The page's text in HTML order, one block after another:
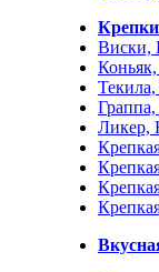
Виски,
Ликер,